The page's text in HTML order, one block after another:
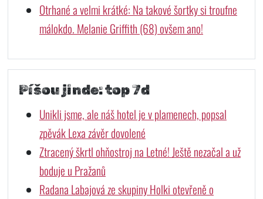
Otrhané a velmi krátké: Na takové šortky si troufne
málokdo. Melanie Griffith (68) ovšem ano!
Píšou jinde: top 7d
Unikli jsme, ale náš hotel je v plamenech, popsal
zpěvák Lexa závěr dovolené
Ztracený škrtl ohňostroj na Letné! Ještě nezačal a už
boduje u Pražanů
Radana Labajová ze skupiny Holki otevřeně o